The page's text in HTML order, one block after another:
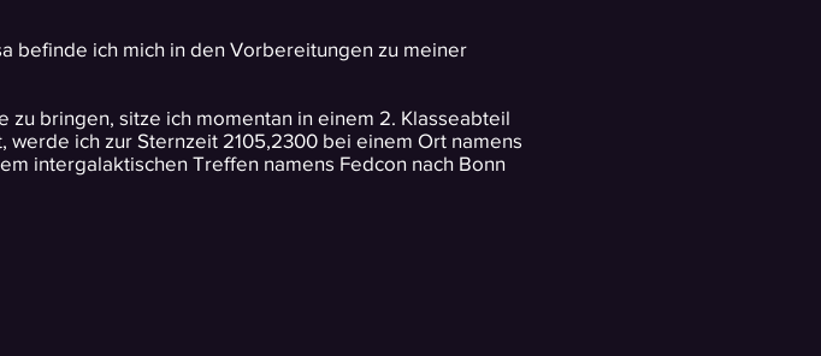
befinde ich mich in den Vorbereitungen zu meiner
bringen, sitze ich momentan in einem 2. Klasseabteil
ich zur Sternzeit 2105,2300 bei einem Ort namens
intergalaktischen Treffen namens Fedcon nach Bonn